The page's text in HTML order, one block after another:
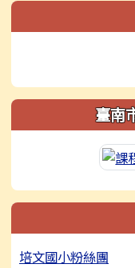
臺南
培文國小粉絲團